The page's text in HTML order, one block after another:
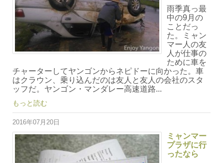
雨季真っ最
中の9月の
ことだっ
た。ミャン
マー人の友
人が仕事の
ために車を
チャーターしてヤンゴンからネピドーに向かった。車
はクラウン、乗り込んだのは友人と友人の会社のスタ
ッフだ。ヤンゴン・マンダレー高速道路...
もっと読む
2016年07月20日
ミャンマー
プラザに行
ったなら